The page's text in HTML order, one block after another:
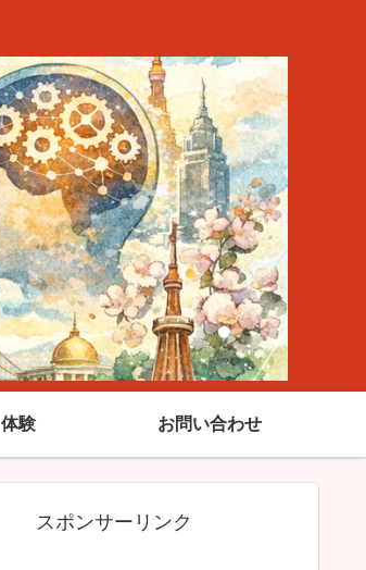
体験 お問い合わせ
スポンサーリンク